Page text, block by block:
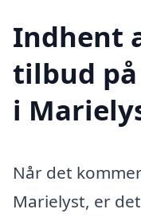
Indhent
tilbud
i
Når det
Marielyst, er